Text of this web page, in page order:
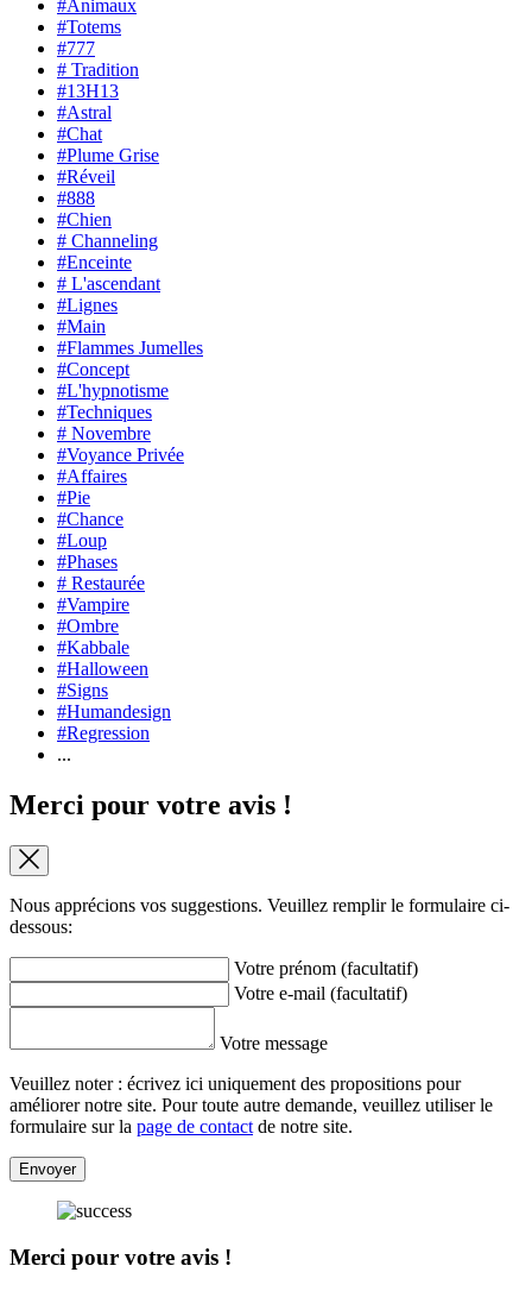
#Animaux
#Totems
#777
# Tradition
#13H13
#Astral
#Chat
#Plume Grise
#Réveil
#888
#Chien
# Channeling
#Enceinte
# L'ascendant
#Lignes
#Main
#Flammes Jumelles
#Concept
#L'hypnotisme
#Techniques
# Novembre
#Voyance Privée
#Affaires
#Pie
#Chance
#Loup
#Phases
# Restaurée
#Vampire
#Ombre
#Kabbale
#Halloween
#Signs
#Humandesign
#Regression
...
Merci pour votre avis !
Nous apprécions vos suggestions. Veuillez remplir le formulaire ci-
dessous:
Votre prénom (facultatif)
Votre e-mail (facultatif)
Votre message
Veuillez noter : écrivez ici uniquement des propositions pour
améliorer notre site. Pour toute autre demande, veuillez utiliser le
formulaire sur la page de contact de notre site.
Envoyer
Merci pour votre avis !